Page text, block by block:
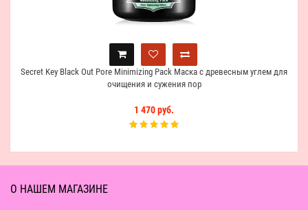
Secret Key Black Out Pore Minimizing Pack Маска с древесным углем для
очищения и сужения пор
1 470 руб.
О НАШЕМ МАГАЗИНЕ